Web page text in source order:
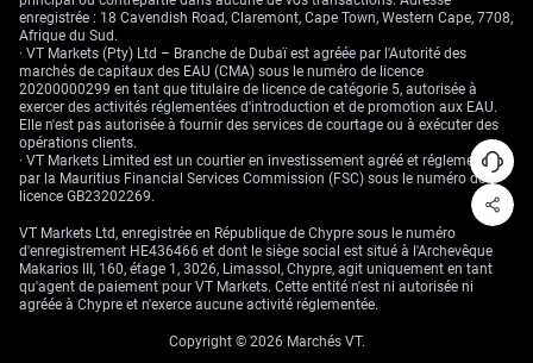
enregistrée : 18 Cavendish Road, Claremont, Cape Town, Western Cape, 7708,
Afrique du Sud.
· VT Markets (Pty) Ltd – Branche de Dubaï est agréée par l'Autorité des
marchés de capitaux des EAU (CMA) sous le numéro de licence
20200000299 en tant que titulaire de licence de catégorie 5, autorisée à
exercer des activités réglementées d'introduction et de promotion aux EAU.
Elle n'est pas autorisée à fournir des services de courtage ou à exécuter des
opérations clients.
· VT Markets Limited est un courtier en investissement agréé et réglementé
par la Mauritius Financial Services Commission (FSC) sous le numéro de
licence GB23202269.
VT Markets Ltd, enregistrée en République de Chypre sous le numéro
d'enregistrement HE436466 et dont le siège social est situé à l'Archevêque
Makarios III, 160, étage 1, 3026, Limassol, Chypre, agit uniquement en tant
qu'agent de paiement pour VT Markets. Cette entité n'est ni autorisée ni
agréée à Chypre et n'exerce aucune activité réglementée.
Copyright © 2026 Marchés VT.